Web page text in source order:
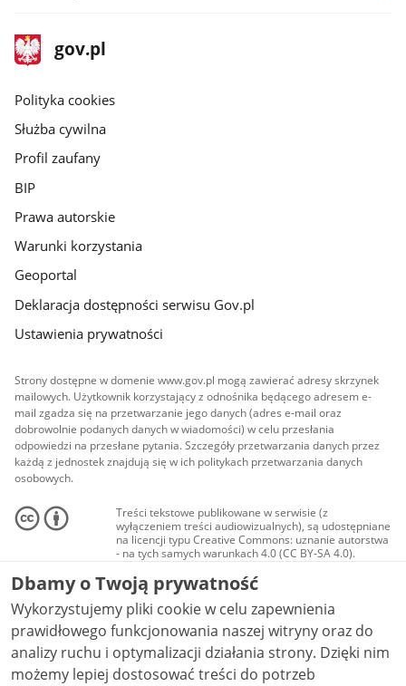
stopka
gov.pl
Strona
gov.pl
gov.pl
Polityka cookies
Służba cywilna
Profil zaufany
BIP
Prawa autorskie
Warunki korzystania
Geoportal
Deklaracja dostępności serwisu Gov.pl
Ustawienia prywatności
Strony dostępne w domenie www.gov.pl mogą zawierać adresy skrzynek
mailowych. Użytkownik korzystający z odnośnika będącego adresem e-
mail zgadza się na przetwarzanie jego danych (adres e-mail oraz
dobrowolnie podanych danych w wiadomości) w celu przesłania
odpowiedzi na przesłane pytania. Szczegóły przetwarzania danych przez
każdą z jednostek znajdują się w ich politykach przetwarzania danych
osobowych.
Treści tekstowe publikowane w serwisie (z
wyłączeniem treści audiowizualnych), są udostępniane
na licencji typu Creative Commons: uznanie autorstwa
- na tych samych warunkach 4.0 (CC BY-SA 4.0).
Materiały audiowizualne, w tym zdjęcia, materiały
audio i wideo, są udostępniane na licencji typu
Creative Commons: uznanie autorstwa użycie
niekomercyjne - bez utworów zależnych 4.0 (CC BY-
NC-ND 4.0), o ile nie jest to stwierdzone inaczej.
Dbamy o Twoją prywatność
Wykorzystujemy pliki cookie w celu zapewnienia
prawidłowego funkcjonowania naszej witryny oraz do
analizy ruchu i optymalizacji działania strony. Dzięki nim
możemy lepiej dostosować treści do potrzeb